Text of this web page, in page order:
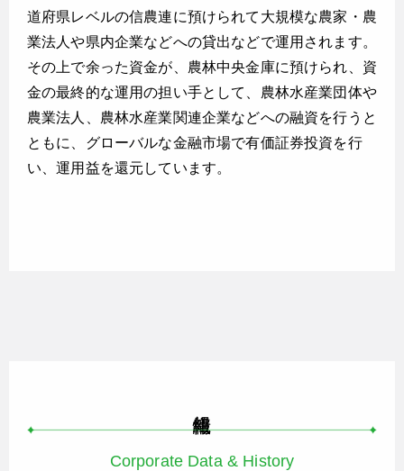
道府県レベルの信農連に預けられて大規模な農家・農
業法人や県内企業などへの貸出などで運用されます。
その上で余った資金が、農林中央金庫に預けられ、資
金の最終的な運用の担い手として、農林水産業団体や
農業法人、農林水産業関連企業などへの融資を行うと
ともに、グローバルな金融市場で有価証券投資を行
い、運用益を還元しています。
Corporate Data & History